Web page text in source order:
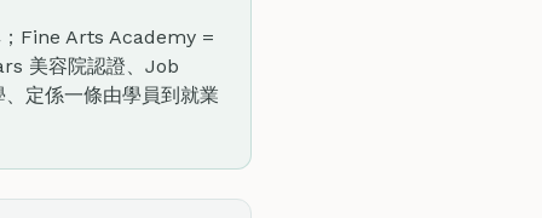
；Fine Arts Academy =
美容院認證、Job
定係一條由學員到就業